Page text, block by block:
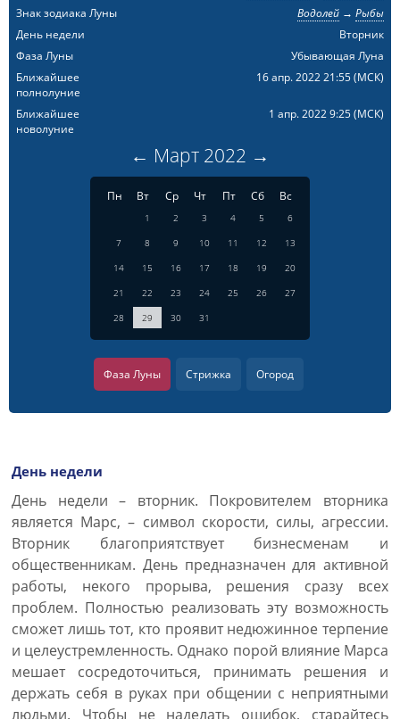
Знак зодиака Луны
Водолей→ Рыбы
День недели
Вторник
Фаза Луны
Убывающая Луна
Ближайшее
полнолуние
16 апр. 2022 21:55(МСК)
Ближайшее
новолуние
1 апр. 2022 9:25(МСК)
← Март 2022 →
Пн Вт Ср Чт Пт Сб Вс
1 2 3 4 5
6
7
8 9 10 11 12
13
14
15 16 17 18 19
20
21
22 23 24 25 26
27
28
29 30 31
Фаза Луны Стрижка Огород
День недели
День недели – вторник. Покровителем вторника
является Марс, – символ скорости, силы, агрессии.
Вторник благоприятствует бизнесменам и
общественникам. День предназначен для активной
работы, некого прорыва, решения сразу всех
проблем. Полностью реализовать эту возможность
сможет лишь тот, кто проявит недюжинное терпение
и целеустремленность. Однако порой влияние Марса
мешает сосредоточиться, принимать решения и
держать себя в руках при общении с неприятными
людьми. Чтобы не наделать ошибок, старайтесь